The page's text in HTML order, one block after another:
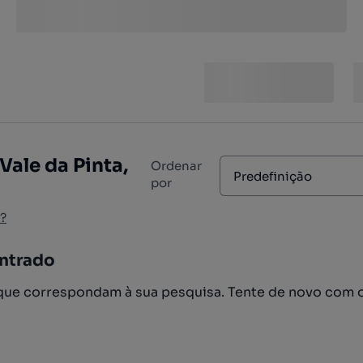
da Pinta,
Ordenar
por
Predefinição
correspondam à sua pesquisa. Tente de novo com